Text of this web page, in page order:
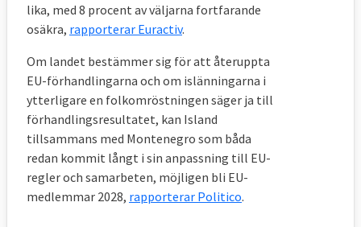
lika, med 8 procent av väljarna fortfarande
osäkra, rapporterar Euractiv.
Om landet bestämmer sig för att återuppta
EU-förhandlingarna och om islänningarna i
ytterligare en folkomröstningen säger ja till
förhandlingsresultatet, kan Island
tillsammans med Montenegro som båda
redan kommit långt i sin anpassning till EU-
regler och samarbeten, möjligen bli EU-
medlemmar 2028, rapporterar Politico.